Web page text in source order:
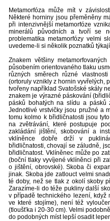
Metamorfóza může mít v
Některé horniny jsou přeměněny
při intenzivnější metamorfóze
minerálů původních a tvoří se
problematika metamorfózy velmi
uvedeme-li si několik poznatků
Znakem většiny
působením orientovaného tlaku
různých směrech různé
(ortoruly vznikly z hornin vyvřelých,
tvořeny například Svatošské skály
znakem je výrazné páskování
pásků bohatých na slídu a pásků
Jednotlivé vrstvičky jsou pružné a
tomu kolmo k břidličnatosti jsou
na zvětrávání, které postupuje
zakládání jištění, skobování a
vklíněnce dobře drží v
břidličnatosti, chovají se záludně,
břidličnatost. Vklíněnec může po
(boční tlaky vyvíjené vklíněnci při
o jištění, obrovské). Skoba či
jinak. Skoba jde zatlouct velmi
té doby, než se tlak z okolí skoby
Zarazíme-li do téže pukliny další
v případě technického lezení, když
ve které stojíme), není též
(tloušťka i 20-30 cm). Velmi
do podobných míst lepší osadit